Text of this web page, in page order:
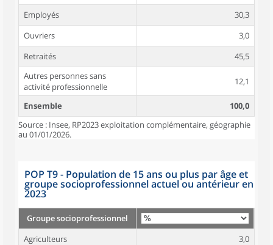
Employés
30,3
Ouvriers
3,0
Retraités
45,5
Autres personnes sans
activité professionnelle
12,1
Ensemble
100,0
Source : Insee, RP2023 exploitation complémentaire, géographie
au 01/01/2026.
POP T9 - Population de 15 ans ou plus par âge et
groupe socioprofessionnel actuel ou antérieur en
2023
Groupe socioprofessionnel
Agriculteurs
3,0